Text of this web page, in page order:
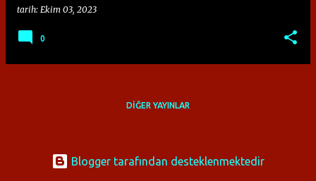
tarih: Ekim 03, 2023
0
DIĞER YAYINLAR
Blogger tarafından desteklenmektedir